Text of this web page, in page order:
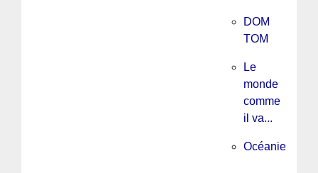
DOM
TOM
Le
monde
comme
il va...
Océanie